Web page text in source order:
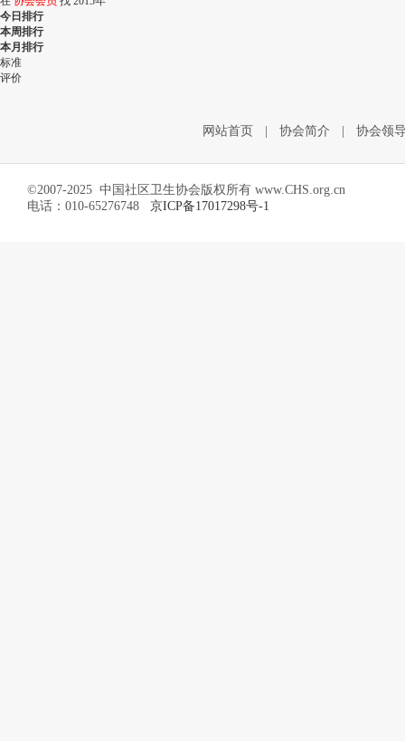
今日排行
本周排行
本月排行
标准
评价
网站首页 协会简介 协会领
©2007-2025 中国社区卫生协会版权所有 www.CHS.org.cn
电话：010-65276748
京ICP备17017298号-1